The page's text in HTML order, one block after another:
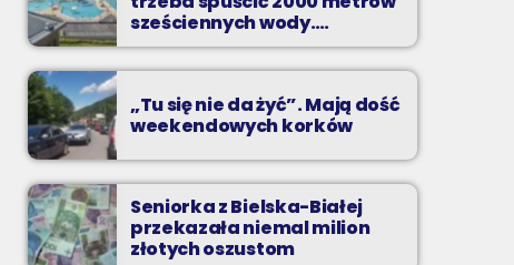
sześciennych wody.
„Ogromne koszty i ogromna
praca”
„Tu się nie da żyć”. Mają dość
weekendowych korków
Seniorka z Bielska-Białej
przekazała niemal milion
złotych oszustom